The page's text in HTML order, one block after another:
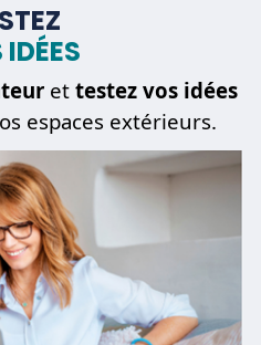
et testez vos idées
espaces extérieurs.